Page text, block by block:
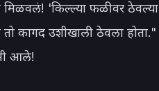
'किल्ल्या फळीवर ठेवल्या
कागद उशीखाली ठेवला होता."
आले!